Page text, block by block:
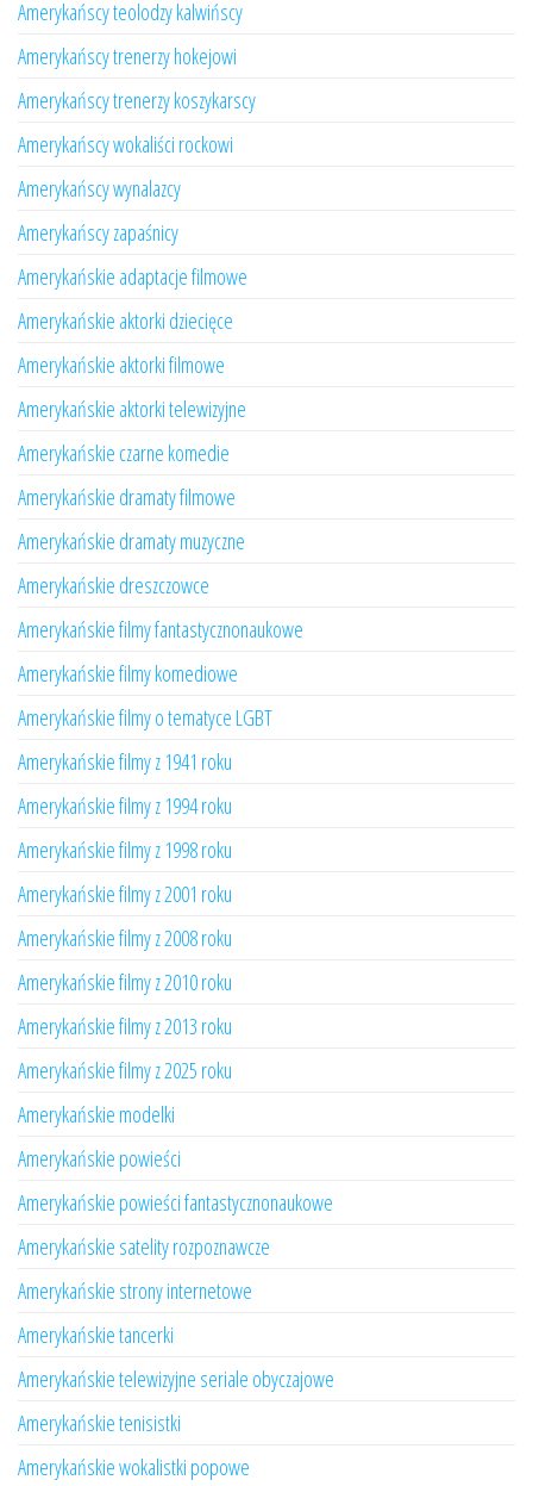
Amerykańscy teolodzy kalwińscy
Amerykańscy trenerzy hokejowi
Amerykańscy trenerzy koszykarscy
Amerykańscy wokaliści rockowi
Amerykańscy wynalazcy
Amerykańscy zapaśnicy
Amerykańskie adaptacje filmowe
Amerykańskie aktorki dziecięce
Amerykańskie aktorki filmowe
Amerykańskie aktorki telewizyjne
Amerykańskie czarne komedie
Amerykańskie dramaty filmowe
Amerykańskie dramaty muzyczne
Amerykańskie dreszczowce
Amerykańskie filmy fantastycznonaukowe
Amerykańskie filmy komediowe
Amerykańskie filmy o tematyce LGBT
Amerykańskie filmy z 1941 roku
Amerykańskie filmy z 1994 roku
Amerykańskie filmy z 1998 roku
Amerykańskie filmy z 2001 roku
Amerykańskie filmy z 2008 roku
Amerykańskie filmy z 2010 roku
Amerykańskie filmy z 2013 roku
Amerykańskie filmy z 2025 roku
Amerykańskie modelki
Amerykańskie powieści
Amerykańskie powieści fantastycznonaukowe
Amerykańskie satelity rozpoznawcze
Amerykańskie strony internetowe
Amerykańskie tancerki
Amerykańskie telewizyjne seriale obyczajowe
Amerykańskie tenisistki
Amerykańskie wokalistki popowe